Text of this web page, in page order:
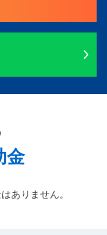
金
ありません。